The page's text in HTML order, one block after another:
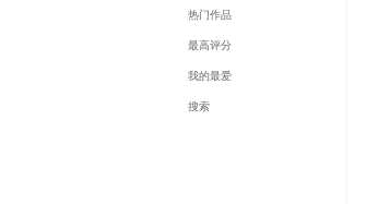
热门作品
最高评分
我的最爱
搜索